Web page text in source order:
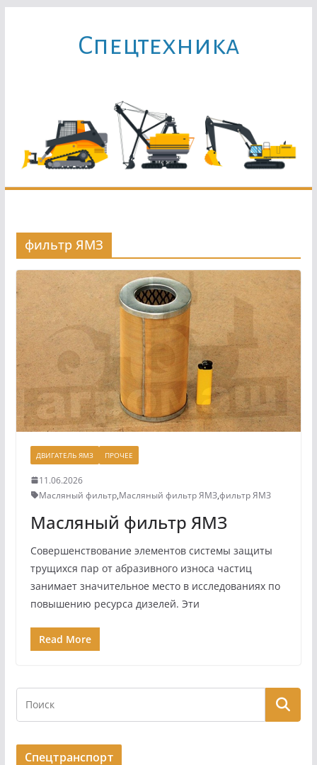
содержимомуCпецтехника
фильтр ЯМЗ
ДВИГАТЕЛЬ ЯМЗ ПРОЧЕЕ
11.06.2026
Масляный фильтр,Масляный фильтр ЯМЗ,фильтр ЯМЗ
Масляный фильтр ЯМЗ
Совершенствование элементов системы защиты
трущихся пар от абразивного износа частиц
занимает значительное место в исследованиях по
повышению ресурса дизелей. Эти
Read More
Спецтранспорт